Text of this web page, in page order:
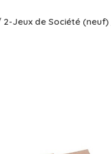
2-Jeux de Société (neuf)